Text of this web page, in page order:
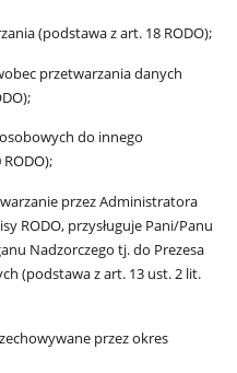
(podstawa z art. 18 RODO);
przetwarzania danych
do innego
przez Administratora
RODO, przysługuje Pani/Panu
Nadzorczego tj. do Prezesa
(podstawa z art. 13 ust. 2 lit.
przez okres